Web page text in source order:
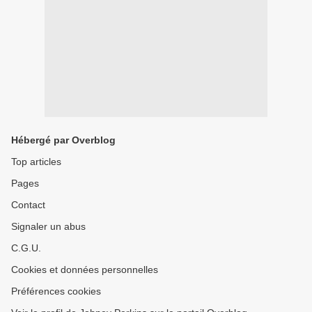
Hébergé par Overblog
Top articles
Pages
Contact
Signaler un abus
C.G.U.
Cookies et données personnelles
Préférences cookies